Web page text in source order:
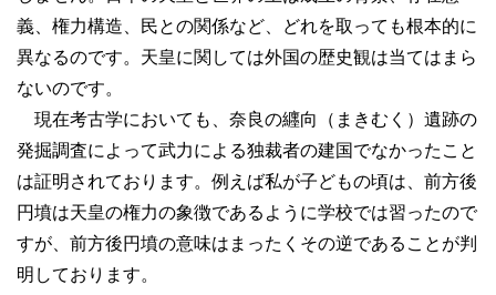
義、権力構造、民との関係など、どれを取っても根本的に
異なるのです。天皇に関しては外国の歴史観は当てはまら
ないのです。
現在考古学においても、奈良の纒向（まきむく）遺跡の
発掘調査によって武力による独裁者の建国でなかったこと
は証明されております。例えば私が子どもの頃は、前方後
円墳は天皇の権力の象徴であるように学校では習ったので
すが、前方後円墳の意味はまったくその逆であることが判
明しております。